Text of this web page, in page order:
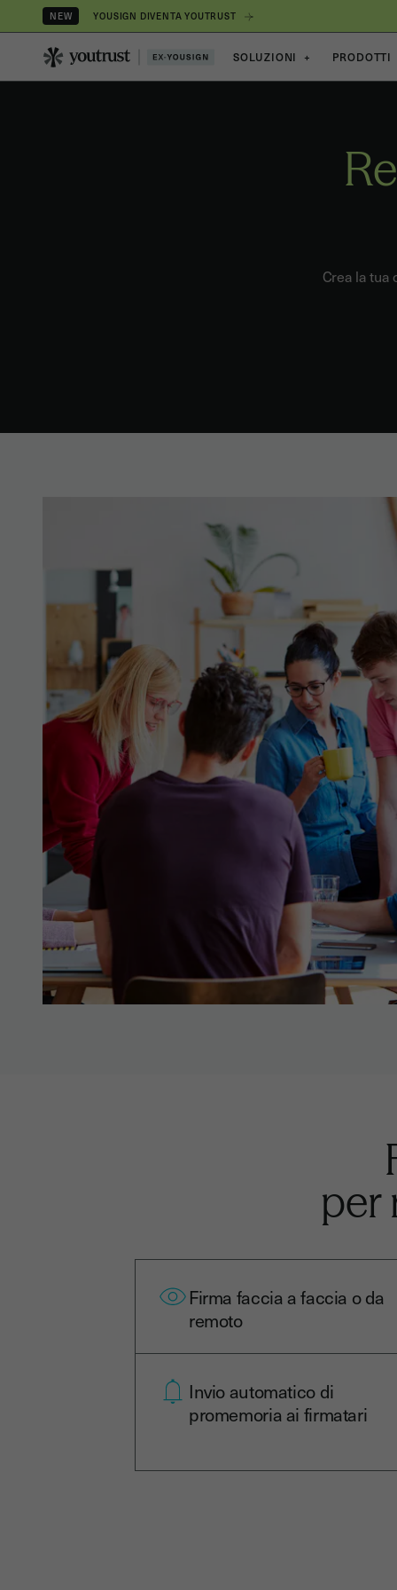
NEW YOUSIGN DIVENTA YOUTRUST
SOLUZIONI + PRODOTTI
Crea la tua
per
Firma faccia a faccia o da
remoto
Invio automatico di
promemoria ai firmatari